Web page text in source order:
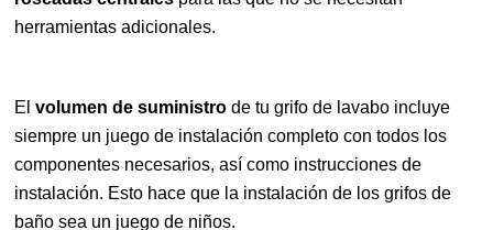
herramientas adicionales.
El volumen de suministro de tu grifo de lavabo incluye
siempre un juego de instalación completo con todos los
componentes necesarios, así como instrucciones de
instalación. Esto hace que la instalación de los grifos de
baño sea un juego de niños.